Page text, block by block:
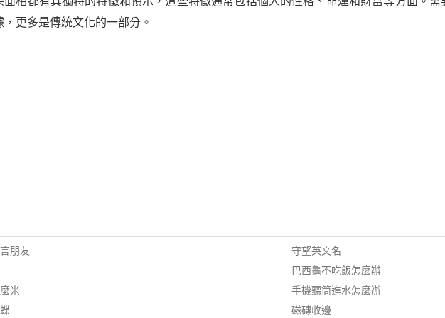
，更多是傳統文化的一部分。
朋友
米
守望英文名
巴西龜不吃飯怎麼辦
手機聽筒進水怎麼辦
磁磚收邊